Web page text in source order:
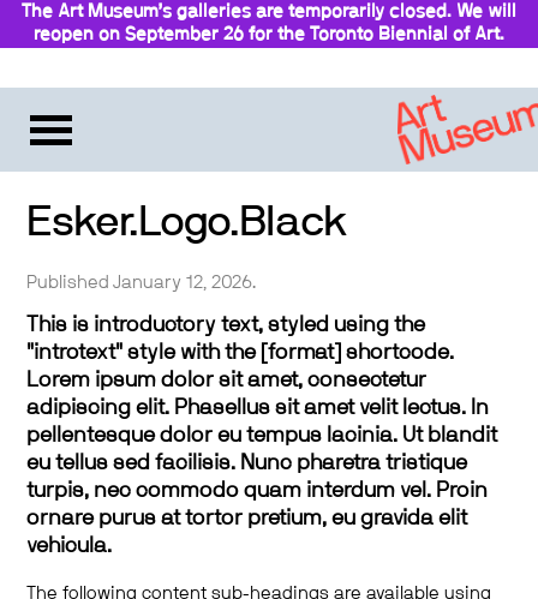
The Art Museum’s galleries are temporarily closed. We will
reopen on September 26 for the Toronto Biennial of Art.
Esker.Logo.Black
Published January 12, 2026.
This is introductory text, styled using the
"introtext" style with the [format] shortcode.
Lorem ipsum dolor sit amet, consectetur
adipiscing elit. Phasellus sit amet velit lectus. In
pellentesque dolor eu tempus lacinia. Ut blandit
eu tellus sed facilisis. Nunc pharetra tristique
turpis, nec commodo quam interdum vel. Proin
ornare purus at tortor pretium, eu gravida elit
vehicula.
The following content sub-headings are available using